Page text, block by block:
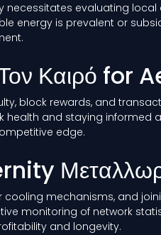
evaluating
energy is prevalent or
Καιρό for
block rewards, and
health and staying
edge.
mechanisms, and
monitoring of network
and longevity.